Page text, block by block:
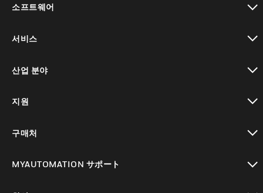
소프트웨어
서비스
산업 분야
지원
구매처
MYAUTOMATION サポート